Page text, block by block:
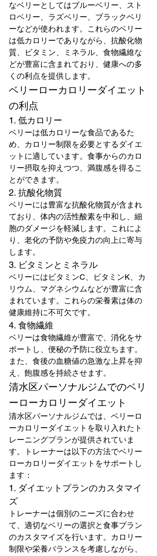
なベリーとしてはブルーベリー、スト
ロベリー、ラズベリー、ブラックベリ
ーなどが使われます。これらのベリー
は低カロリーでありながら、抗酸化物
質、ビタミン、ミネラル、食物繊維な
どが豊富に含まれており、健康への多
くの利点を提供します。
ベリーローカロリーダイエット
の利点
1. 低カロリー
ベリーは低カロリーな食品であるた
め、カロリー制限を必要とするダイエ
ットに適しています。食事からのカロ
リー摂取を抑えつつ、満腹感を得るこ
とができます。
2. 抗酸化物質
ベリーには豊富な抗酸化物質が含まれ
ており、体内の活性酸素を中和し、細
胞のダメージを軽減します。これによ
り、老化の予防や免疫力の向上に寄与
します。
3. ビタミンとミネラル
ベリーにはビタミンC、ビタミンK、カ
リウム、マグネシウムなどが豊富に含
まれています。これらの栄養素は体の
健康維持に不可欠です。
4. 食物繊維
ベリーは食物繊維が豊富で、消化をサ
ポートし、便秘の予防に役立ちます。
また、食後の血糖値の急激な上昇を抑
え、飽腹感を持続させます。
清水区パーソナルジムでのベリ
ーローカロリーダイエット
清水区パーソナルジムでは、ベリーロ
ーカロリーダイエットを取り入れたト
レーニングプランが提供されていま
す。トレーナーは以下の方法でベリー
ローカロリーダイエットをサポートし
ます：
1. ダイエットプランのカスタマイ
ズ
トレーナーは個別のニーズに合わせ
て、適切なベリーの選択と食事プラン
のカスタマイズを行います。カロリー
制限や栄養バランスを考慮しながら、